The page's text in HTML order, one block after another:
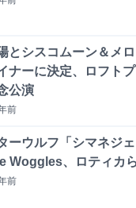
とシスコムーン＆メ
ナーに決定、ロフト
公演
前
ーウルフ「シマネジ
Woggles、ロティカ
前